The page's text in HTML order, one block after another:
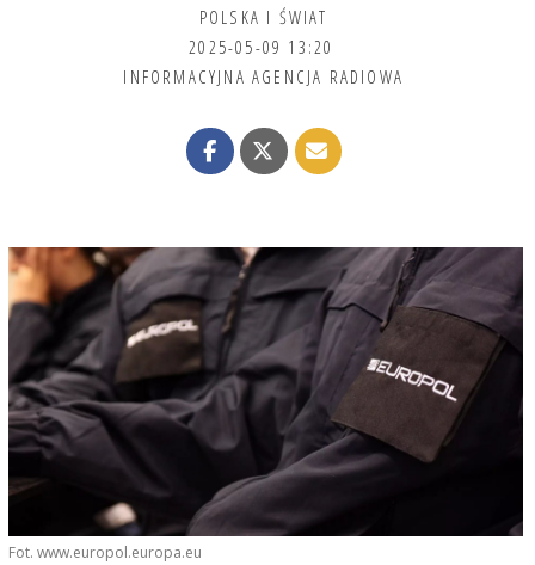
POLSKA I ŚWIAT
2025-05-09 13:20
INFORMACYJNA AGENCJA RADIOWA
Fot. www.europol.europa.eu